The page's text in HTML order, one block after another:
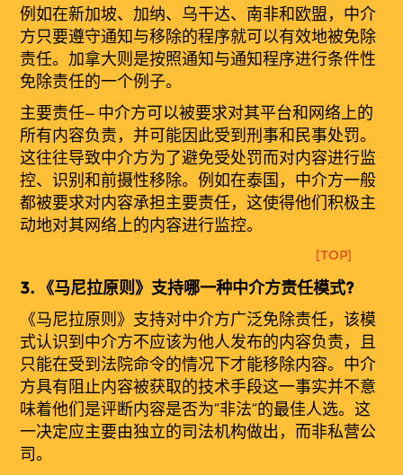
例如在新加坡、加纳、乌干达、南非和欧盟，中介
方只要遵守通知与移除的程序就可以有效地被免除
责任。加拿大则是按照通知与通知程序进行条件性
免除责任的一个例子。
主要责任— 中介方可以被要求对其平台和网络上的
所有内容负责，并可能因此受到刑事和民事处罚。
这往往导致中介方为了避免受处罚而对内容进行监
控、识别和前摄性移除。例如在泰国，中介方一般
都被要求对内容承担主要责任，这使得他们积极主
动地对其网络上的内容进行监控。
[TOP]
3. 《马尼拉原则》支持哪一种中介方责任模式?
《马尼拉原则 》支持对中介方广泛免除责任，该模
式认识到中介方不应该为他人发布的内容负责，且
只能在受到法院命令的情况下才能移除内容。中介
方具有阻止内容被获取的技术手段这一事实并不意
味着他们是评断内容是否为“非法”的最佳人选。这
一决定应主要由独立的司法机构做出，而非私营公
司。